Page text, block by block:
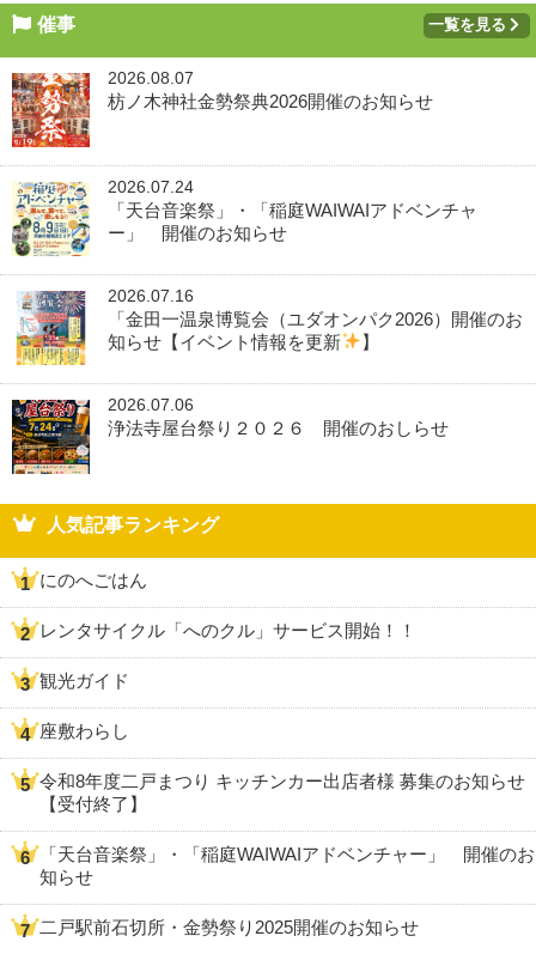
催事 一覧を見る
2026.08.07
枋ノ木神社金勢祭典2026開催のお知らせ
2026.07.24
「天台音楽祭」・「稲庭WAIWAIアドベンチャ
ー」 開催のお知らせ
2026.07.16
「金田一温泉博覧会（ユダオンパク2026）開催のお
知らせ【イベント情報を更新
】
2026.07.06
浄法寺屋台祭り２０２６ 開催のおしらせ
人気記事ランキング
にのへごはん
レンタサイクル「へのクル」サービス開始！！
観光ガイド
座敷わらし
令和8年度二戸まつり キッチンカー出店者様 募集のお知らせ
【受付終了】
「天台音楽祭」・「稲庭WAIWAIアドベンチャー」 開催のお
知らせ
二戸駅前石切所・金勢祭り2025開催のお知らせ